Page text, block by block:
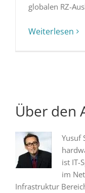
globalen RZ-
Weiterlesen
Über den
Yusuf
ist IT-
im
Infrastruktur